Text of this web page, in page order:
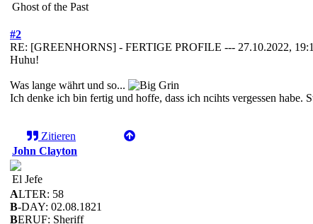
Ghost of the Past
#2
RE: [GREENHORNS] - FERTIGE PROFILE --- 27.10.2022,
Huhu!
Was lange währt und so...
Ich denke ich bin fertig und hoffe, dass ich ncihts vergessen habe.
Zitieren
John Clayton
El Jefe
ALTER: 58
B-DAY: 02.08.1821
BERUF: Sheriff